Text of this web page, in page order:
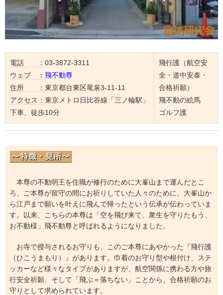
電話 ： 03-3872-3311
ウェブ ： 飛不動尊
住所 ： 東京都台東区竜泉3-11-11
アクセス： 東京メトロ日比谷線「三ノ輪駅」
下車、徒歩10分
飛行護（航空安
全・道中安泰・
合格祈願）
飛不動の絵馬
ゴルフ護
本尊の不動明王を住職が修行のために大峯山まで運んだとこ
ろ、ご本尊が留守の間にお祈りしていた人々のために、大峯山か
ら江戸まで願いを叶えに飛んで帰ったという伝承が伝わっていま
す。以来、こちらの本尊は「空を飛び来て、衆生を守りたもう、
お不動様」飛不動尊と呼ばれるようになりました。
お寺で授与されるお守りも、このご本尊にあやかった『飛行護
（ひこうまもり）』があります。巾着のお守り型や根付け、ステ
ッカーなど様々なタイプがありますが、航空関係に携わる方や旅
行安全祈願、そして「飛ぶ＝落ちない」ことから、合格祈願のお
守りとして求められています。